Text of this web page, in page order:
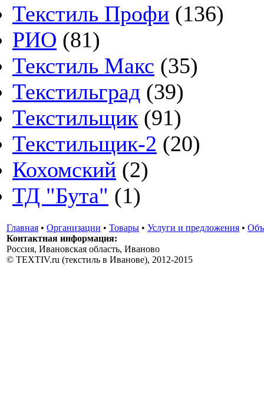
Текстиль Профи (136)
РИО (81)
Текстиль Макс (35)
Текстильград (39)
Текстильщик (91)
Текстильщик-2 (20)
Кохомский (2)
ТД "Бута" (1)
Главная • Организации • Товары • Услуги и предложения •
Контактная информация:
Россия, Ивановская область, Иваново
© TEXTIV.ru (текстиль в Иванове), 2012-2015